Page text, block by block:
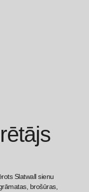
Slatwall sienu
brošūras,